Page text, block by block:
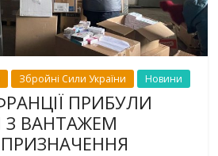
Збройні Сили України Новини
ПРИБУЛИ
ВАНТАЖЕМ